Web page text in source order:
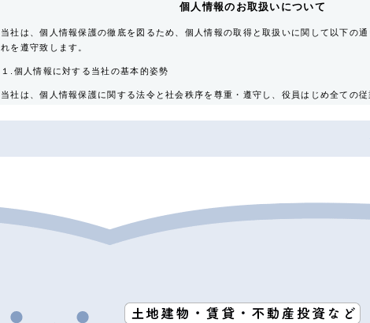
個人情報のお取扱いについて
当社は、個人情報保護の徹底を図るため、個人情報の取得と取扱いに関して以下の
れを遵守致します。
１.個人情報に対する当社の基本的姿勢
当社は、個人情報保護に関する法令と社会秩序を尊重・遵守し、役員はじめ全ての
対象者
住所・氏名・性別・生年月日・年齢・職業（勤務先名称・住所・電話番号・
番号・個人Ｅ-mail アドレス等